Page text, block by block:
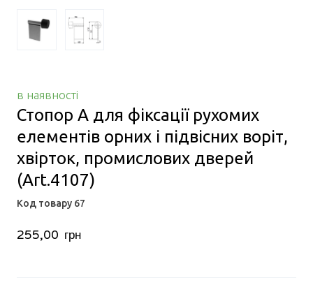
в наявності
Стопор А для фіксації рухомих
елементів орних і підвісних воріт,
хвірток, промислових дверей
(Art.4107)
Код товару 67
255,00  грн